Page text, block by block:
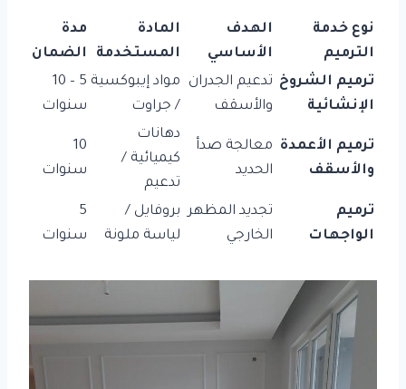
نوع خدمة
الترميم
الهدف
الأساسي
المادة
المستخدمة
مدة
الضمان
ترميم الشروخ
الإنشائية
تدعيم الجدران
والأسقف
مواد إيبوكسية
/ جراوت
5 – 10
سنوات
ترميم الأعمدة
والأسقف
معالجة صدأ
الحديد
دهانات
كيميائية /
تدعيم
10
سنوات
ترميم
الواجهات
تجديد المظهر
الخارجي
بروفايل /
لياسة ملونة
5
سنوات